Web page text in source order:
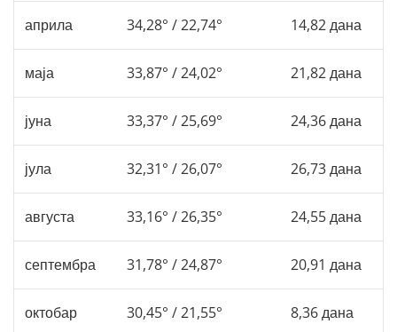
априла 34,28° / 22,74° 14,82 дана
маја 33,87° / 24,02° 21,82 дана
јуна 33,37° / 25,69° 24,36 дана
јула 32,31° / 26,07° 26,73 дана
августа 33,16° / 26,35° 24,55 дана
септембра 31,78° / 24,87° 20,91 дана
октобар 30,45° / 21,55° 8,36 дана